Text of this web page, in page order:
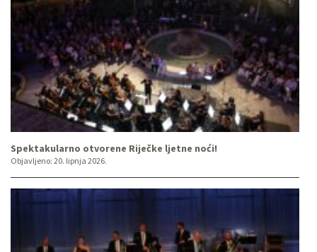
Spektakularno otvorene Riječke ljetne noći!
Objavljeno: 20. lipnja 2026.